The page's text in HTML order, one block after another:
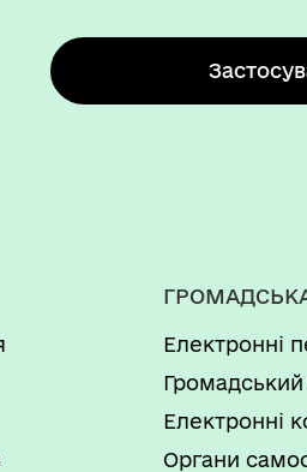
Електронні
Електронні
Органи